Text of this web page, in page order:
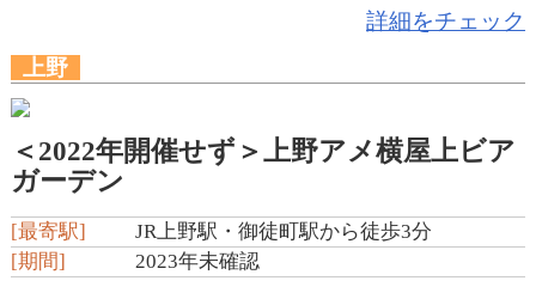
詳細をチェック
上野
＜2022年開催せず＞上野アメ横屋上ビア
ガーデン
[最寄駅]
JR上野駅・御徒町駅から徒歩3分
[期間]
2023年未確認